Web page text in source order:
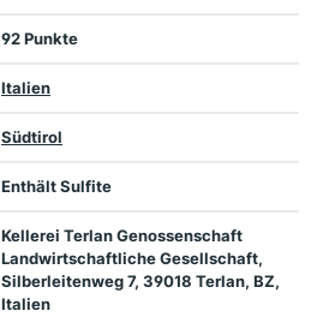
92 Punkte
Italien
Südtirol
Enthält Sulfite
Kellerei Terlan Genossenschaft
Landwirtschaftliche Gesellschaft,
Silberleitenweg 7, 39018 Terlan, BZ,
Italien